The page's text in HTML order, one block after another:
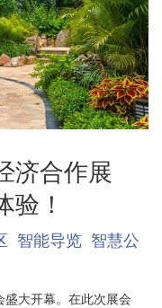
济合作展
验！
智能导览 智慧公
盛大开幕。在此次展会